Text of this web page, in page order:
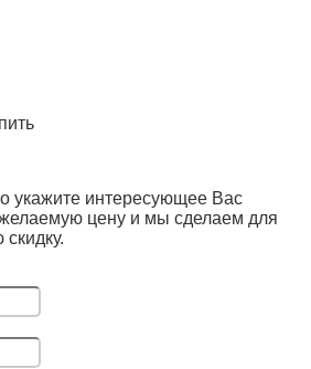
укажите интересующее Вас
цену и мы сделаем для